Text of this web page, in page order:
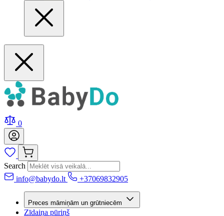
0
Search
info@babydo.lt
+37069832905
Preces māmiņām un grūtniecēm
Zīdaiņa pūriņš